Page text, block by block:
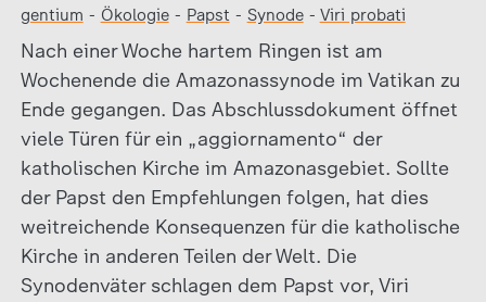
gentium - Ökologie- Papst - Synode- Viri probati
Nach einer Woche hartem Ringen ist am
Wochenende die Amazonassynode im Vatikan zu
Ende gegangen. Das Abschlussdokument öffnet
viele Türen für ein „aggiornamento“ der
katholischen Kirche im Amazonasgebiet. Sollte
der Papst den Empfehlungen folgen, hat dies
weitreichende Konsequenzen für die katholische
Kirche in anderen Teilen der Welt. Die
Synodenväter schlagen dem Papst vor, Viri